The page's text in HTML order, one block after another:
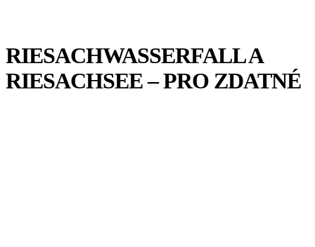
RIESACHWASSERFALL A
RIESACHSEE – PRO ZDATNÉ